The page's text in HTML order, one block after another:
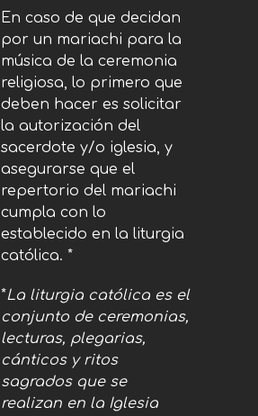
En caso de que decidan
por un mariachi para la
música de la ceremonia
religiosa, lo primero que
deben hacer es solicitar
la autorización del
sacerdote y/o iglesia, y
asegurarse que el
repertorio del mariachi
cumpla con lo
establecido en la liturgia
católica. *
*La liturgia católica es el
conjunto de ceremonias,
lecturas, plegarias,
cánticos y ritos
sagrados que se
realizan en la Iglesia